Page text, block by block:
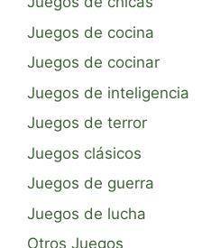
Juegos de cocina
Juegos de cocinar
Juegos de inteligencia
Juegos de terror
Juegos clásicos
Juegos de guerra
Juegos de lucha
Otros Juegos